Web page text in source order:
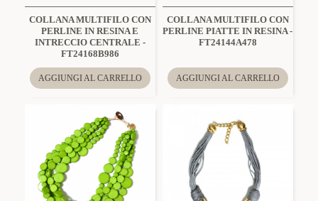
COLLANA MULTIFILO CON
PERLINE IN RESINA E
INTRECCIO CENTRALE -
FT24168B986
AGGIUNGI AL CARRELLO
COLLANA MULTIFILO CON
PERLINE PIATTE IN RESINA -
FT24144A478
AGGIUNGI AL CARRELLO